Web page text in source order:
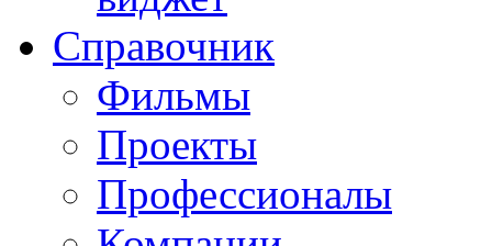
Справочник
Фильмы
Проекты
Профессионалы